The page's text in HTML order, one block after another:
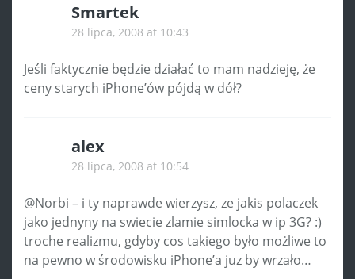
Smartek
28 lipca, 2008 at 10:43
Jeśli faktycznie będzie działać to mam nadzieję, że
ceny starych iPhone’ów pójdą w dół?
alex
28 lipca, 2008 at 10:54
@Norbi – i ty naprawde wierzysz, ze jakis polaczek
jako jednyny na swiecie zlamie simlocka w ip 3G? :)
troche realizmu, gdyby cos takiego było możliwe to
na pewno w środowisku iPhone’a juz by wrzało…